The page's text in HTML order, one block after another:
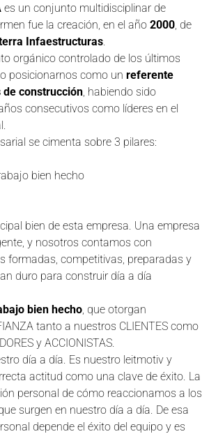
es un conjunto multidisciplinar de
fue la creación, en el año 2000 , de
Infaestructuras
orgánico controlado de los últimos
posicionarnos como un referente
construcción , habiendo sido
consecutivos como líderes en el
se cimenta sobre 3 pilares:
bien hecho
bien de esta empresa. Una empresa
y nosotros contamos con
formadas, competitivas, preparadas y
duro para construir día a día
bien hecho , que otorgan
tanto a nuestros CLIENTES como
y ACCIONISTAS.
día a día. Es nuestro leitmotiv y
actitud como una clave de éxito. La
personal de cómo reaccionamos a los
surgen en nuestro día a día. De esa
depende el éxito del equipo y es